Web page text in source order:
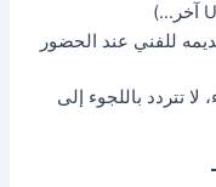
للفني عند الحضور
تتردد باللجوء إلى